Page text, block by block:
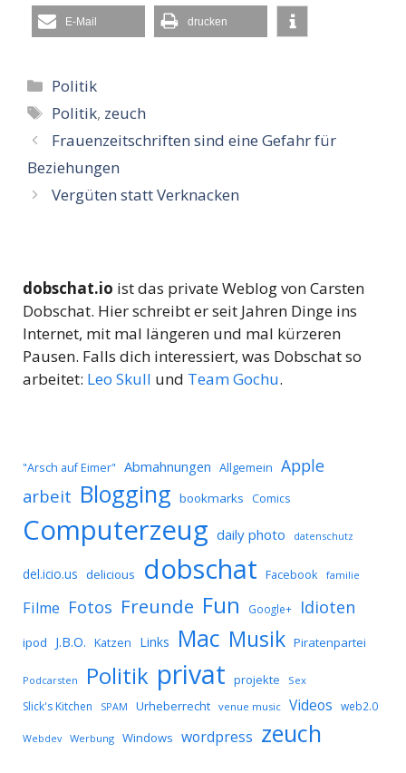
E-Mail drucken
Kategorien
Politik
Schlagwörter
Politik, zeuch
Frauenzeitschriften sind eine Gefahr für
Beziehungen
Vergüten statt Verknacken
dobschat.io ist das private Weblog von Carsten
Dobschat. Hier schreibt er seit Jahren Dinge ins
Internet, mit mal längeren und mal kürzeren
Pausen. Falls dich interessiert, was Dobschat so
arbeitet: Leo Skull und Team Gochu.
"Arsch auf Eimer" Abmahnungen Allgemein Apple
arbeit Blogging bookmarks Comics
Computerzeug daily photo datenschutz
del.icio.us delicious dobschat Facebook familie
Filme Fotos Freunde Fun Google+ Idioten
ipod J.B.O. Katzen Links Mac Musik Piratenpartei
Podcarsten Politik privat projekte Sex
Slick's Kitchen SPAM Urheberrecht venue music Videos web2.0
Webdev Werbung Windows wordpress zeuch